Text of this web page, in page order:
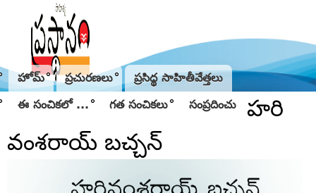
హోమ్ ప్రచురణలు ప్రసిద్థ సాహితీవేత్తలు
ఈ సంచికలో ... గత సంచికలు సంప్రదించు
హరి
వంశరాయ్ బచ్చన్